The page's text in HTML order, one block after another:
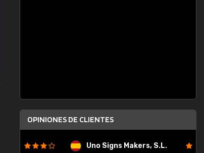
OPINIONES DE CLIENTES
Uno Signs Makers, S.L.